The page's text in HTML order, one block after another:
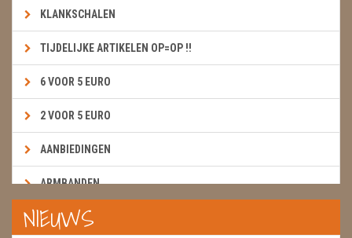
KLANKSCHALEN
TIJDELIJKE ARTIKELEN OP=OP !!
6 VOOR 5 EURO
2 VOOR 5 EURO
AANBIEDINGEN
ARMBANDEN
BOEKEN & KAARTEN E.A.R.T.H.
NIEUWS